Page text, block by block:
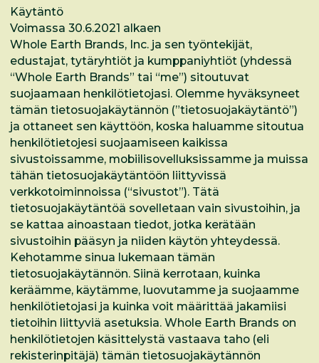
Käytäntö
Voimassa 30.6.2021 alkaen
Whole Earth Brands, Inc. ja sen työntekijät,
edustajat, tytäryhtiöt ja kumppaniyhtiöt (yhdessä
“Whole Earth Brands” tai “me”) sitoutuvat
suojaamaan henkilötietojasi. Olemme hyväksyneet
tämän tietosuojakäytännön (”tietosuojakäytäntö”)
ja ottaneet sen käyttöön, koska haluamme sitoutua
henkilötietojesi suojaamiseen kaikissa
sivustoissamme, mobiilisovelluksissamme ja muissa
tähän tietosuojakäytäntöön liittyvissä
verkkotoiminnoissa (“sivustot”). Tätä
tietosuojakäytäntöä sovelletaan vain sivustoihin, ja
se kattaa ainoastaan tiedot, jotka kerätään
sivustoihin pääsyn ja niiden käytön yhteydessä.
Kehotamme sinua lukemaan tämän
tietosuojakäytännön. Siinä kerrotaan, kuinka
keräämme, käytämme, luovutamme ja suojaamme
henkilötietojasi ja kuinka voit määrittää jakamiisi
tietoihin liittyviä asetuksia. Whole Earth Brands on
henkilötietojen käsittelystä vastaava taho (eli
rekisterinpitäjä) tämän tietosuojakäytännön